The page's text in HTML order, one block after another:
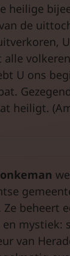
heilige
de
U ons
heiligt.
Ze beheert
mystiek:
van